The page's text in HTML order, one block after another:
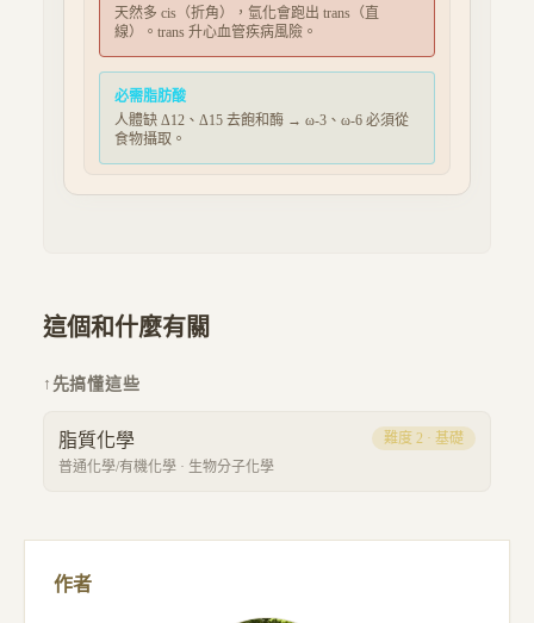
天然多 cis（折角），氫化會跑出 trans（直
線）。trans 升心血管疾病風險。
必需脂肪酸
人體缺 Δ12、Δ15 去飽和酶 → ω-3、ω-6 必須從
食物攝取。
這個和什麼有關
↑ 先搞懂這些
脂質化學
普通化學/有機化學 · 生物分子化學
難度 2 · 基礎
作者